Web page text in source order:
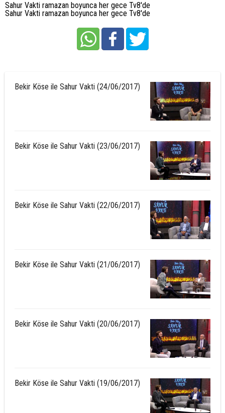
Sahur Vakti ramazan boyunca her gece Tv8'de
Sahur Vakti ramazan boyunca her gece Tv8'de
Bekir Köse ile Sahur Vakti (24/06/2017)
Bekir Köse ile Sahur Vakti (23/06/2017)
Bekir Köse ile Sahur Vakti (22/06/2017)
Bekir Köse ile Sahur Vakti (21/06/2017)
Bekir Köse ile Sahur Vakti (20/06/2017)
Bekir Köse ile Sahur Vakti (19/06/2017)